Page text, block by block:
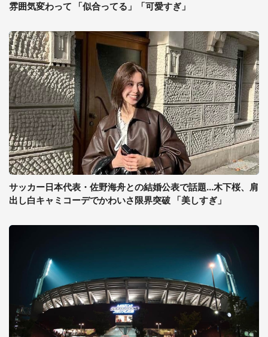
雰囲気変わって 「似合ってる」「可愛すぎ」
サッカー日本代表・佐野海舟との結婚公表で話題...木下桜、肩
出し白キャミコーデでかわいさ限界突破 「美しすぎ」